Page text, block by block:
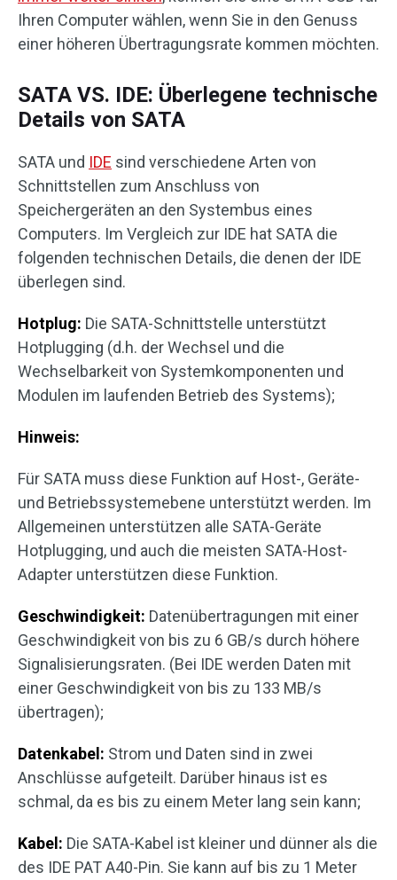
Ihren Computer wählen, wenn Sie in den Genuss
einer höheren Übertragungsrate kommen möchten.
SATA VS. IDE: Überlegene technische
Details von SATA
SATA und IDE sind verschiedene Arten von
Schnittstellen zum Anschluss von
Speichergeräten an den Systembus eines
Computers. Im Vergleich zur IDE hat SATA die
folgenden technischen Details, die denen der IDE
überlegen sind.
Hotplug: Die SATA-Schnittstelle unterstützt
Hotplugging (d.h. der Wechsel und die
Wechselbarkeit von Systemkomponenten und
Modulen im laufenden Betrieb des Systems);
Hinweis:
Für SATA muss diese Funktion auf Host-, Geräte-
und Betriebssystemebene unterstützt werden. Im
Allgemeinen unterstützen alle SATA-Geräte
Hotplugging, und auch die meisten SATA-Host-
Adapter unterstützen diese Funktion.
Geschwindigkeit: Datenübertragungen mit einer
Geschwindigkeit von bis zu 6 GB/s durch höhere
Signalisierungsraten. (Bei IDE werden Daten mit
einer Geschwindigkeit von bis zu 133 MB/s
übertragen);
Datenkabel: Strom und Daten sind in zwei
Anschlüsse aufgeteilt. Darüber hinaus ist es
schmal, da es bis zu einem Meter lang sein kann;
Kabel: Die SATA-Kabel ist kleiner und dünner als die
des IDE PAT A40-Pin. Sie kann auf bis zu 1 Meter